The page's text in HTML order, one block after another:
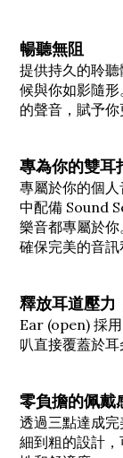
暢聽無阻
提供持久的聆
候與你如影隨
的聲音，賦予你
專為你的雙耳
專屬於你的個
中配備 Sound
樂音都專屬於
確保完美的音訊
釋放耳道壓力
Ear (open) 採
叭直接覆蓋於耳
零負擔的佩戴
透過三點達成
細到粗的設計